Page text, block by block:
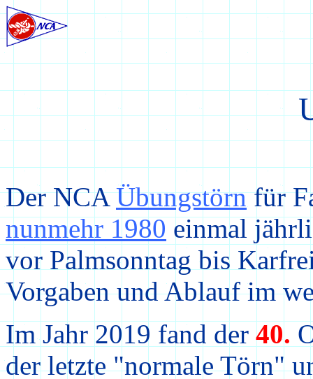
Der NCAÜbungstörnfür
nunmehr 1980 einmal
vor Palmsonntag bis
Vorgaben und Ablauf im
Im Jahr 2019 fand der 40.
der letzte "normale Törn"